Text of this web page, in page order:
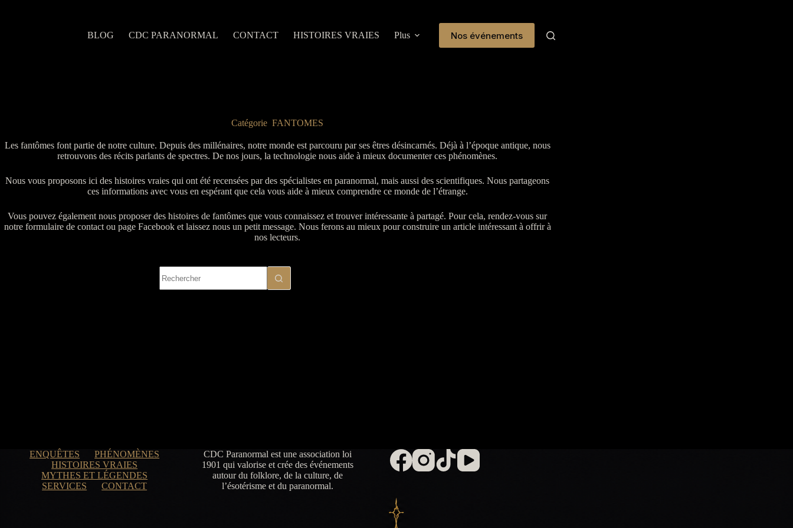
BLOG
CDC PARANORMAL CONTACT HISTOIRES VRAIES Plus Nos événements
Catégorie FANTOMES
Les fantômes font partie de notre culture. Depuis des millénaires, notre monde est parcouru par ses êtres désincarnés. Déjà à l’époque antique, nous
retrouvons des récits parlants de spectres. De nos jours, la technologie nous aide à mieux documenter ces phénomènes.
Nous vous proposons ici des histoires vraies qui ont été recensées par des spécialistes en paranormal, mais aussi des scientifiques. Nous partageons
ces informations avec vous en espérant que cela vous aide à mieux comprendre ce monde de l’étrange.
Vous pouvez également nous proposer des histoires de fantômes que vous connaissez et trouver intéressante à partagé. Pour cela, rendez-vous sur
notre formulaire de contact ou page Facebook et laissez nous un petit message. Nous ferons au mieux pour construire un article intéressant à offrir à
nos lecteurs.
résultat
ENQUÊTES
PHÉNOMÈNES
HISTOIRES VRAIES
MYTHES ET LÉGENDES
SERVICES
CONTACT
CDC Paranormal est une association loi
1901 qui valorise et crée des événements
autour du folklore, de la culture, de
l’ésotérisme et du paranormal.